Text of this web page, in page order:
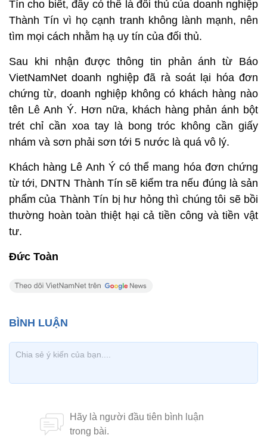
Tín cho biết, đây có thể là đối thủ của doanh nghiệp
Thành Tín vì họ cạnh tranh không lành mạnh, nên
tìm mọi cách nhằm hạ uy tín của đối thủ.
Sau khi nhận được thông tin phản ánh từ Báo
VietNamNet doanh nghiệp đã rà soát lại hóa đơn
chứng từ, doanh nghiệp không có khách hàng nào
tên Lê Anh Ý. Hơn nữa, khách hàng phản ánh bột
trét chỉ cần xoa tay là bong tróc không cần giấy
nhám và sơn phải sơn tới 5 nước là quá vô lý.
Khách hàng Lê Anh Ý có thể mang hóa đơn chứng
từ tới, DNTN Thành Tín sẽ kiểm tra nếu đúng là sản
phẩm của Thành Tín bị hư hỏng thì chúng tôi sẽ bồi
thường hoàn toàn thiệt hại cả tiền công và tiền vật
tư.
Đức Toàn